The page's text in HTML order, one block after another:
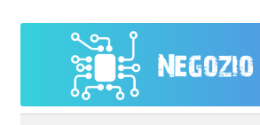
navigazione
contenuto